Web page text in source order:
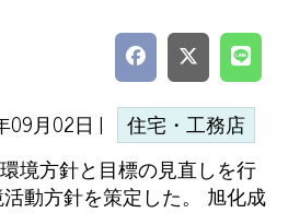
09月02日 | 住宅・工務店
境方針と目標の見直しを行
動方針を策定した。 旭化成